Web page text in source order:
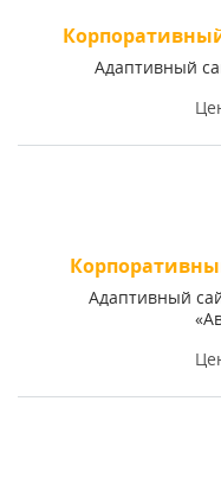
Адаптивный
Адаптивный